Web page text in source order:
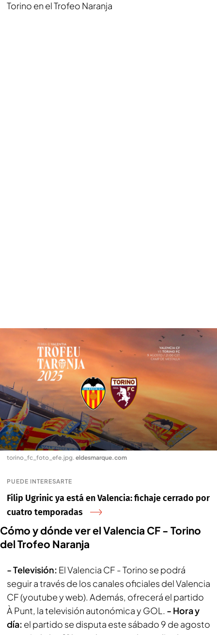
Torino en el Trofeo Naranja
torino_fc_foto_efe.jpg. eldesmarque.com
PUEDE INTERESARTE
Filip Ugrinic ya está en Valencia: fichaje cerrado por
cuatro temporadas
Cómo y dónde ver el Valencia CF - Torino
del Trofeo Naranja
- Televisión: El Valencia CF - Torino se podrá
seguir a través de los canales oficiales del Valencia
CF (youtube y web). Además, ofrecerá el partido
À Punt, la televisión autonómica y GOL. - Hora y
día: el partido se disputa este sábado 9 de agosto